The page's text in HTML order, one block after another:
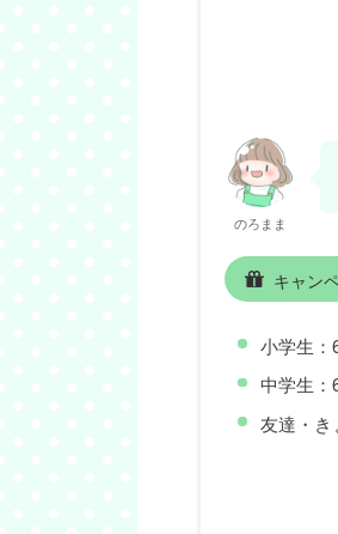
のろまま
キャン
小学生：
中学生：
友達・き